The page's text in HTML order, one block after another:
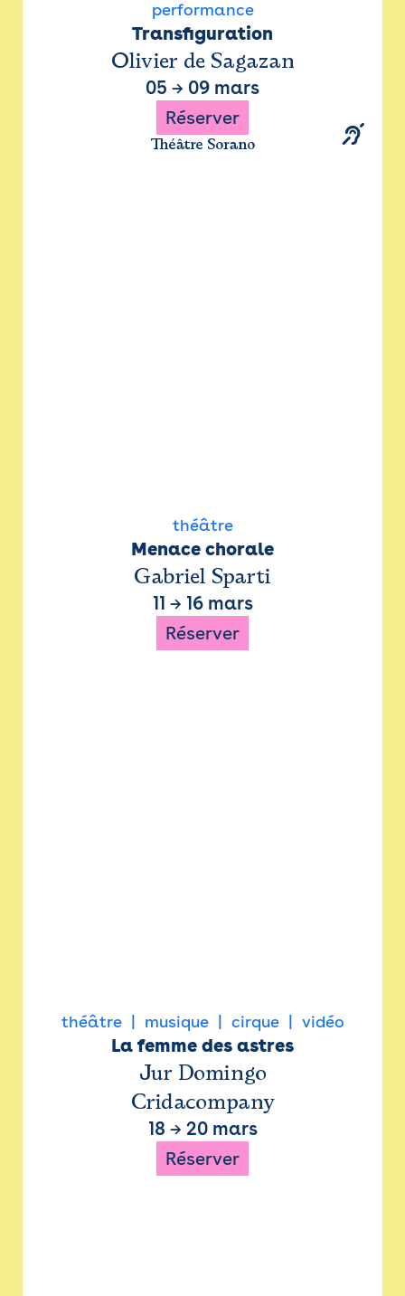
performance
Transfiguration
Olivier de Sagazan
05 → 09 mars
Réserver
Théâtre Sorano
théâtre
Menace chorale
Gabriel Sparti
11 → 16 mars
Réserver
théâtre musique cirque vidéo
La femme des astres
Jur Domingo
Cridacompany
18 → 20 mars
Réserver